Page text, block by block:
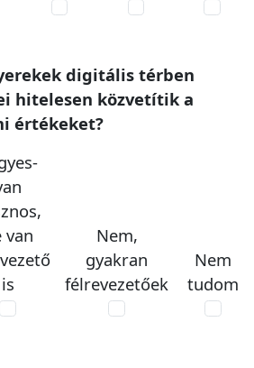
digitális térben
hitelesen közvetítik a
értékeket?
van
is
Nem,
gyakran
félrevezetőek
Nem
tudom